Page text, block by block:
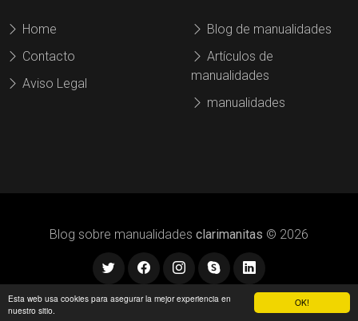
OK!
Esta web usa cookies para asegurar la mejor experiencia en
nuestro sitio.
Home
Contacto
Aviso Legal
Blog de manualidades
Artículos de
manualidades
manualidades
Blog sobre manualidades clarimanitas © 2026